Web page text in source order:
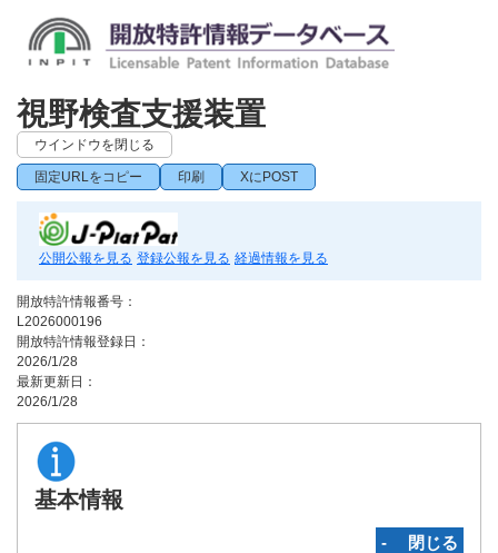
視野検査支援装置
ウインドウを閉じる
固定URLをコピー 印刷 XにPOST
公開公報を見る 登録公報を見る 経過情報を見る
開放特許情報番号：
L2026000196
開放特許情報登録日：
2026/1/28
最新更新日：
2026/1/28
基本情報
‐ 閉じる